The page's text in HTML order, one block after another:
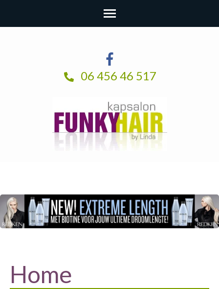
06 456 46 517
Home